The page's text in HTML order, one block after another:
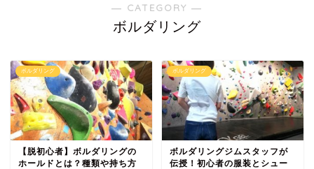
― CATEGORY ―
ボルダリング
ボルダリング
【脱初心者】ボルダリングの
ホールドとは？種類や持ち方
ボルダリング
ボルダリングジムスタッフが
伝授！初心者の服装とシュー